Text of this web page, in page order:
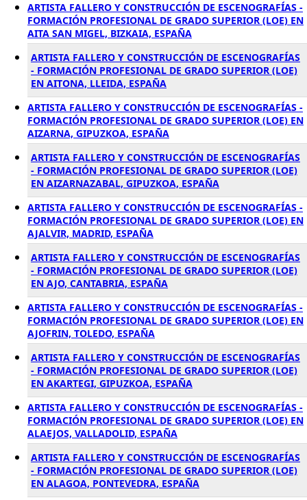
ARTISTA FALLERO Y CONSTRUCCIÓN DE ESCENOGRAFÍAS -
FORMACIÓN PROFESIONAL DE GRADO SUPERIOR (LOE) EN
AITA SAN MIGEL, BIZKAIA, ESPAÑA
ARTISTA FALLERO Y CONSTRUCCIÓN DE ESCENOGRAFÍAS
- FORMACIÓN PROFESIONAL DE GRADO SUPERIOR (LOE)
EN AITONA, LLEIDA, ESPAÑA
ARTISTA FALLERO Y CONSTRUCCIÓN DE ESCENOGRAFÍAS -
FORMACIÓN PROFESIONAL DE GRADO SUPERIOR (LOE) EN
AIZARNA, GIPUZKOA, ESPAÑA
ARTISTA FALLERO Y CONSTRUCCIÓN DE ESCENOGRAFÍAS
- FORMACIÓN PROFESIONAL DE GRADO SUPERIOR (LOE)
EN AIZARNAZABAL, GIPUZKOA, ESPAÑA
ARTISTA FALLERO Y CONSTRUCCIÓN DE ESCENOGRAFÍAS -
FORMACIÓN PROFESIONAL DE GRADO SUPERIOR (LOE) EN
AJALVIR, MADRID, ESPAÑA
ARTISTA FALLERO Y CONSTRUCCIÓN DE ESCENOGRAFÍAS
- FORMACIÓN PROFESIONAL DE GRADO SUPERIOR (LOE)
EN AJO, CANTABRIA, ESPAÑA
ARTISTA FALLERO Y CONSTRUCCIÓN DE ESCENOGRAFÍAS -
FORMACIÓN PROFESIONAL DE GRADO SUPERIOR (LOE) EN
AJOFRIN, TOLEDO, ESPAÑA
ARTISTA FALLERO Y CONSTRUCCIÓN DE ESCENOGRAFÍAS
- FORMACIÓN PROFESIONAL DE GRADO SUPERIOR (LOE)
EN AKARTEGI, GIPUZKOA, ESPAÑA
ARTISTA FALLERO Y CONSTRUCCIÓN DE ESCENOGRAFÍAS -
FORMACIÓN PROFESIONAL DE GRADO SUPERIOR (LOE) EN
ALAEJOS, VALLADOLID, ESPAÑA
ARTISTA FALLERO Y CONSTRUCCIÓN DE ESCENOGRAFÍAS
- FORMACIÓN PROFESIONAL DE GRADO SUPERIOR (LOE)
EN ALAGOA, PONTEVEDRA, ESPAÑA